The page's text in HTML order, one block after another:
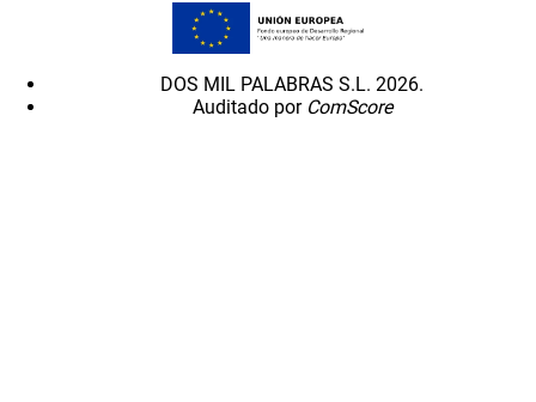
DOS MIL PALABRAS S.L. 2026.
Auditado por ComScore